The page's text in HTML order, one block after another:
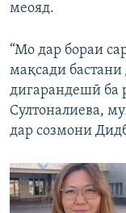
меояд.
“Мо дар бораи
мақсади
дигарандешӣ ба
Султоналиева,
дар созмони